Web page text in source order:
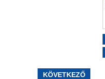
KÖVETKEZŐ